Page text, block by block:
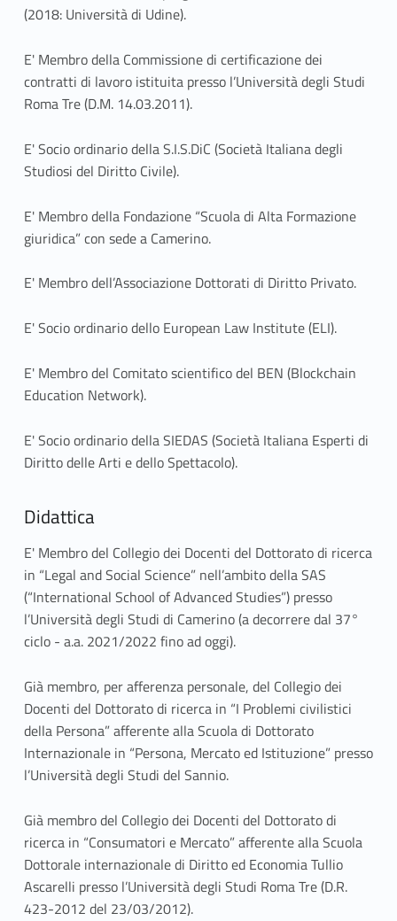
(2018: Università di Udine).
E' Membro della Commissione di certificazione dei
contratti di lavoro istituita presso l’Università degli Studi
Roma Tre (D.M. 14.03.2011).
E' Socio ordinario della S.I.S.DiC (Società Italiana degli
Studiosi del Diritto Civile).
E' Membro della Fondazione “Scuola di Alta Formazione
giuridica” con sede a Camerino.
E' Membro dell’Associazione Dottorati di Diritto Privato.
E' Socio ordinario dello European Law Institute (ELI).
E' Membro del Comitato scientifico del BEN (Blockchain
Education Network).
E' Socio ordinario della SIEDAS (Società Italiana Esperti di
Diritto delle Arti e dello Spettacolo).
Didattica
E' Membro del Collegio dei Docenti del Dottorato di ricerca
in “Legal and Social Science” nell’ambito della SAS
(“International School of Advanced Studies”) presso
l’Università degli Studi di Camerino (a decorrere dal 37°
ciclo - a.a. 2021/2022 fino ad oggi).
Già membro, per afferenza personale, del Collegio dei
Docenti del Dottorato di ricerca in “I Problemi civilistici
della Persona” afferente alla Scuola di Dottorato
Internazionale in “Persona, Mercato ed Istituzione” presso
l’Università degli Studi del Sannio.
Già membro del Collegio dei Docenti del Dottorato di
ricerca in “Consumatori e Mercato” afferente alla Scuola
Dottorale internazionale di Diritto ed Economia Tullio
Ascarelli presso l’Università degli Studi Roma Tre (D.R.
423-2012 del 23/03/2012).